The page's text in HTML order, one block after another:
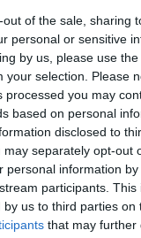
out of the sale, sharing
personal or sensitive
by us, please use
your selection. Please
processed you may
based on personal
disclosed to
may separately opt-out
personal information
participants.
by us to third parties on
that may further
tisztább
JÚL. 2. MTI